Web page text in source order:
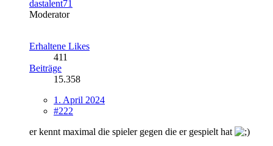
dastalent71
Moderator
Erhaltene Likes
411
Beiträge
15.358
1. April 2024
#222
er kennt maximal die spieler gegen die er gespielt hat